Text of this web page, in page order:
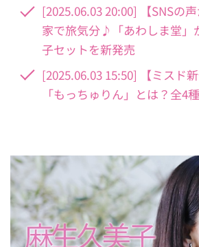
[2025.06.03 20:00] 【SNSの
家で旅気分♪「あわしま堂」
子セットを新発売
[2025.06.03 15:50] 【ミスド
「もっちゅりん」とは？全4